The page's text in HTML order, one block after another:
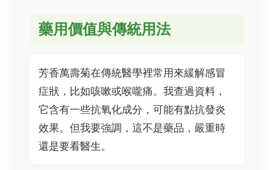
藥用價值與傳統用法
芳香萬壽菊在傳統醫學裡常用來緩解感冒
症狀，比如咳嗽或喉嚨痛。我查過資料，
它含有一些抗氧化成分，可能有點抗發炎
效果。但我要強調，這不是藥品，嚴重時
還是要看醫生。